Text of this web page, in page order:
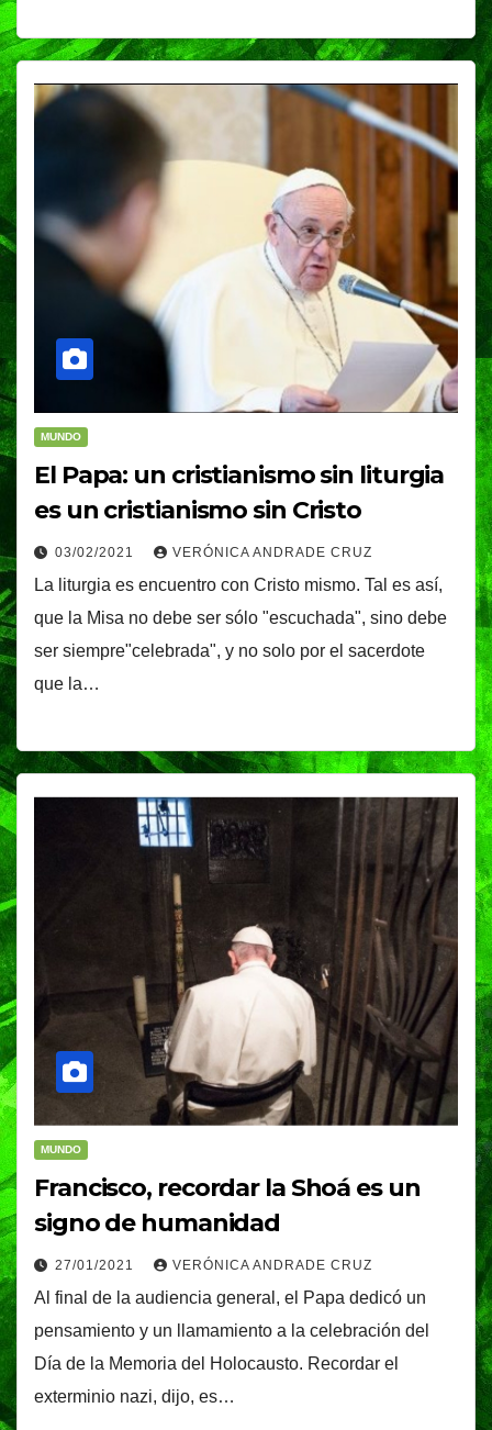
MUNDO
El Papa: un cristianismo sin liturgia
es un cristianismo sin Cristo
03/02/2021 VERÓNICA ANDRADE CRUZ
La liturgia es encuentro con Cristo mismo. Tal es así,
que la Misa no debe ser sólo "escuchada", sino debe
ser siempre"celebrada", y no solo por el sacerdote
que la…
MUNDO
Francisco, recordar la Shoá es un
signo de humanidad
27/01/2021 VERÓNICA ANDRADE CRUZ
Al final de la audiencia general, el Papa dedicó un
pensamiento y un llamamiento a la celebración del
Día de la Memoria del Holocausto. Recordar el
exterminio nazi, dijo, es…